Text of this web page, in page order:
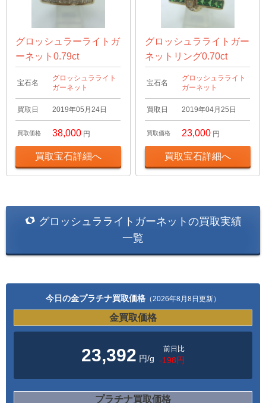
グロッシュラーライトガ
ーネット0.79ct
宝石名
グロッシュラライト
ガーネット
買取日 2019年05月24日
買取価格 38,000 円
買取宝石詳細へ
グロッシュラライトガー
ネットリング0.70ct
宝石名
グロッシュラライト
ガーネット
買取日 2019年04月25日
買取価格 23,000 円
買取宝石詳細へ
グロッシュラライトガーネットの買取実績
一覧
今日の金プラチナ買取価格 （2026年8月8日更新）
金買取価格
23,392 円/g
前日比
-198円
プラチナ買取価格